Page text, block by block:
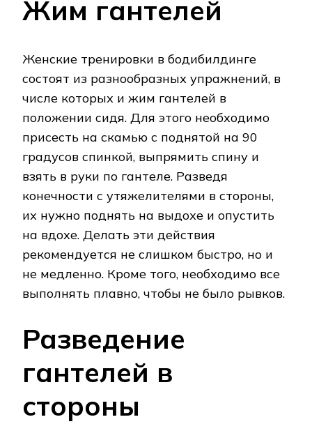
Жим гантелей
Женские тренировки в бодибилдинге
состоят из разнообразных упражнений, в
числе которых и жим гантелей в
положении сидя. Для этого необходимо
присесть на скамью с поднятой на 90
градусов спинкой, выпрямить спину и
взять в руки по гантеле. Разведя
конечности с утяжелителями в стороны,
их нужно поднять на выдохе и опустить
на вдохе. Делать эти действия
рекомендуется не слишком быстро, но и
не медленно. Кроме того, необходимо все
выполнять плавно, чтобы не было рывков.
Разведение
гантелей в
стороны